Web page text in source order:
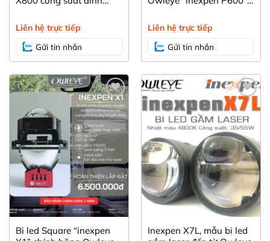
trợ pha laser
Liên hệ trực tiếp
Gửi tin nhắn
ánh sáng vượt trội
Liên hệ trực tiếp
Gửi tin nhắn
Yêu
thích
Bi led Square “inexpen
Yêu
thích
Inexpen X7L, mẫu bi led